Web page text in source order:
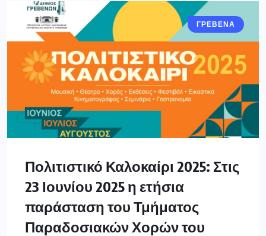
ΓΡΕΒΕΝΑ
Πολιτιστικό Καλοκαίρι 2025: Στις
23 Ιουνίου 2025 η ετήσια
παράσταση του Τμήματος
Παραδοσιακών Χορών του